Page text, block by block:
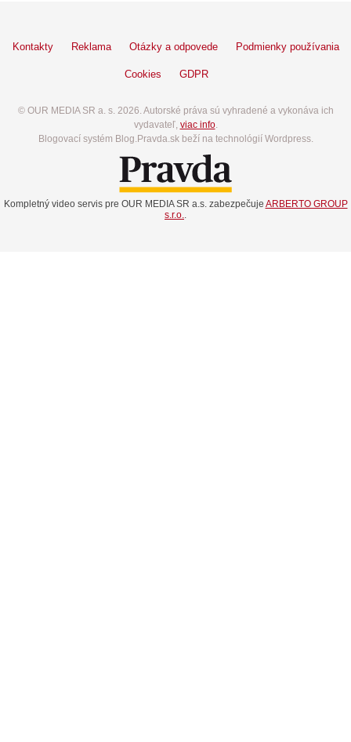
Kontakty Reklama Otázky a odpovede Podmienky používania
Cookies GDPR
© OUR MEDIA SR a. s. 2026. Autorské práva sú vyhradené a vykonáva ich
vydavateľ, viac info.
Blogovací systém Blog.Pravda.sk beží na technológií Wordpress.
Kompletný video servis pre OUR MEDIA SR a.s. zabezpečuje ARBERTO GROUP
s.r.o..